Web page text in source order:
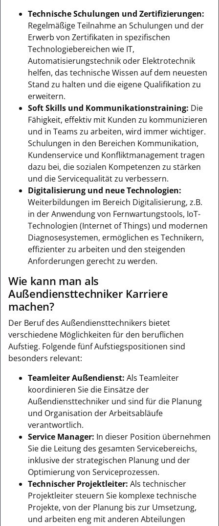
Technische Schulungen und Zertifizierungen:
Regelmäßige Teilnahme an Schulungen und der
Erwerb von Zertifikaten in spezifischen
Technologiebereichen wie IT,
Automatisierungstechnik oder Elektrotechnik
helfen, das technische Wissen auf dem neuesten
Stand zu halten und die eigene Qualifikation zu
erweitern.
Soft Skills und Kommunikationstraining: Die
Fähigkeit, effektiv mit Kunden zu kommunizieren
und in Teams zu arbeiten, wird immer wichtiger.
Schulungen in den Bereichen Kommunikation,
Kundenservice und Konfliktmanagement tragen
dazu bei, die sozialen Kompetenzen zu stärken
und die Servicequalität zu verbessern.
Digitalisierung und neue Technologien:
Weiterbildungen im Bereich Digitalisierung, z.B.
in der Anwendung von Fernwartungstools, IoT-
Technologien (Internet of Things) und modernen
Diagnosesystemen, ermöglichen es Technikern,
effizienter zu arbeiten und den steigenden
Anforderungen gerecht zu werden.
Wie kann man als
Außendiensttechniker Karriere
machen?
Der Beruf des Außendiensttechnikers bietet
verschiedene Möglichkeiten für den beruflichen
Aufstieg. Folgende fünf Aufstiegspositionen sind
besonders relevant:
Teamleiter Außendienst: Als Teamleiter
koordinieren Sie die Einsätze der
Außendiensttechniker und sind für die Planung
und Organisation der Arbeitsabläufe
verantwortlich.
Service Manager: In dieser Position übernehmen
Sie die Leitung des gesamten Servicebereichs,
inklusive der strategischen Planung und der
Optimierung von Serviceprozessen.
Technischer Projektleiter: Als technischer
Projektleiter steuern Sie komplexe technische
Projekte, von der Planung bis zur Umsetzung,
und arbeiten eng mit anderen Abteilungen